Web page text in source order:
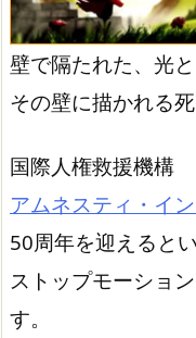
壁で隔たれた、光と
その壁に描かれる
国際人権救援機構
アムネスティ・イ
50周年を迎えると
ストップモーショ
す。